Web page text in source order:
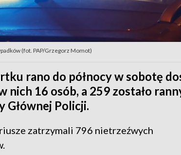
(fot. PAP/Grzegorz Momot)
rano do północy w sobotę
nich 16 osób, a 259 zostało
Głównej Policji.
zatrzymali 796 nietrzeźwych